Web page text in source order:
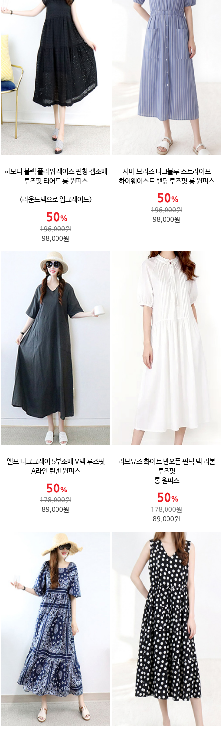
하모니 블랙 플라워 레이스 펀칭 캡소매
루즈핏 티어드 롱 원피스
(라운드넥으로 업그레이드)
196,000원
98,000원
서머 브리즈 다크블루 스트라이프
하이웨이스트 밴딩 루즈핏 롱 원피스
196,000원
98,000원
엘프 다크그레이 5부소매 V넥 루즈핏
A라인 린넨 원피스
178,000원
89,000원
러브뮤즈 화이트 반오픈 핀턱 넥 리본
루즈핏
롱 원피스
178,000원
89,000원